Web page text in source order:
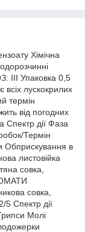
Хімічна
III Упаковка 0,5
лускокрилих
термін
від погодних
дії Фаза
Термін
Обприскування в
листовійка
совка,
совка,
Спектр дії
Молі